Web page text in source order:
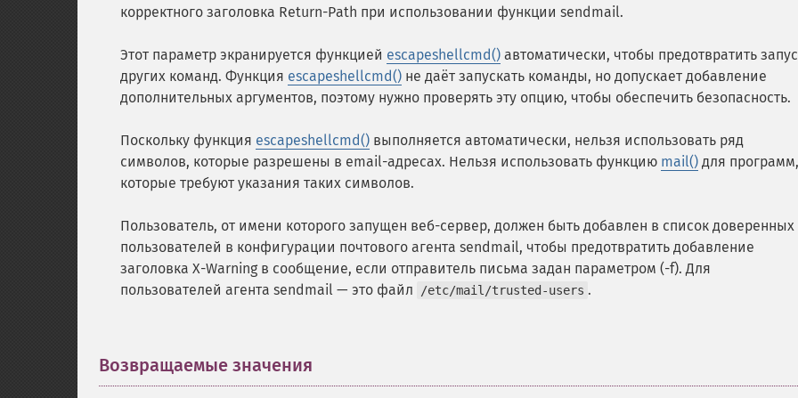
корректного заголовка Return-Path при использовании функции sendmail.
Этот параметр экранируется функцией escapeshellcmd() автоматически, чтобы предотвратить
других команд. Функция escapeshellcmd() не даёт запускать команды, но допускает добавление
дополнительных аргументов, поэтому нужно проверять эту опцию, чтобы обеспечить безопасность.
Поскольку функция escapeshellcmd() выполняется автоматически, нельзя использовать ряд
символов, которые разрешены в email-адресах. Нельзя использовать функцию mail() для программ,
которые требуют указания таких символов.
Пользователь, от имени которого запущен веб-сервер, должен быть добавлен в список доверенных
пользователей в конфигурации почтового агента sendmail, чтобы предотвратить добавление
заголовка X-Warning в сообщение, если отправитель письма задан параметром (-f). Для
пользователей агента sendmail — это файл
/etc/mail/trusted-users .
Возвращаемые значения